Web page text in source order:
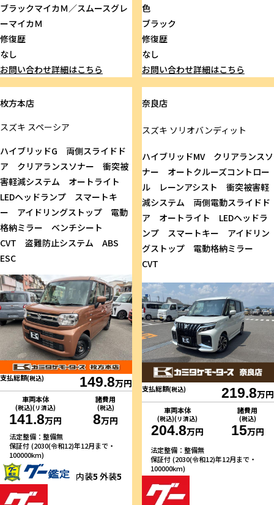
ブラックマイカＭ／スムースグレ
ーマイカＭ
修復歴
なし
お問い合わせ詳細はこちら
色
ブラック
修復歴
なし
お問い合わせ詳細はこちら
枚方本店
スズキ スペーシア
ハイブリッドG 両側スライドド
ア クリアランスソナー 衝突被
害軽減システム オートライト
LEDヘッドランプ スマートキ
ー アイドリングストップ 電動
格納ミラー ベンチシート
CVT 盗難防止システム ABS
ESC
支払総額(税込) 149.8万円
車両本体
(税込)(リ済込)
141.8万円
諸費用
(税込)
8万円
法定整備：整備無
保証付 (2030(令和12)年12月まで・
100000km)
内装5 外装5
奈良店
スズキ ソリオバンディット
ハイブリッドMV クリアランスソ
ナー オートクルーズコントロー
ル レーンアシスト 衝突被害軽
減システム 両側電動スライドド
ア オートライト LEDヘッドラ
ンプ スマートキー アイドリン
グストップ 電動格納ミラー
CVT
支払総額(税込) 219.8万円
車両本体
(税込)(リ済込)
204.8万円
諸費用
(税込)
15万円
法定整備：整備無
保証付 (2030(令和12)年12月まで・
100000km)